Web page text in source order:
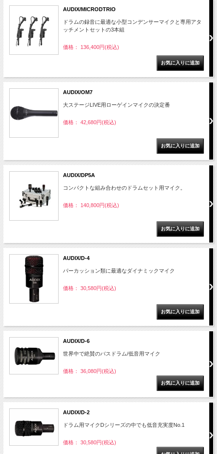
AUDIX/MICRODTRIO
ドラムの録音に最適な小型コンデンサーマイクと専用アタ
ッチメントセットの3本組
価格： 136,400円(税込)
AUDIX/OM7
大ステージLIVE用ローゲインマイクの決定番
価格： 42,680円(税込)
AUDIX/DP5A
コンパクトな組み合わせのドラムセット用マイク。
価格： 140,800円(税込)
AUDIX/D-4
パーカッション類に最適なダイナミックマイク
価格： 30,580円(税込)
AUDIX/D-6
世界中で絶賛のバスドラム/低音用マイク
価格： 36,080円(税込)
AUDIX/D-2
ドラム用マイクDシリーズの中でも低音充実度No.1
価格： 30,580円(税込)